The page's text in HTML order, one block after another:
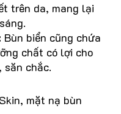
trên da, mang lại
Bùn biển cũng chứa
chất có lợi cho
săn chắc.
mặt nạ bùn